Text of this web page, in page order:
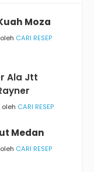
Moza
CARI RESEP
Ala Jtt
CARI RESEP
Medan
CARI RESEP